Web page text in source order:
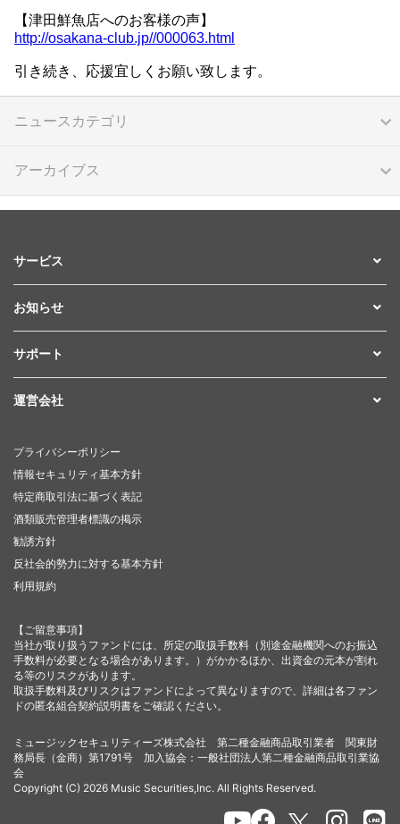
【津田鮮魚店へのお客様の声】
http://osakana-club.jp//000063.html
引き続き、応援宜しくお願い致します。
ニュースカテゴリ
アーカイブス
サービス
お知らせ
サポート
運営会社
プライバシーポリシー
情報セキュリティ基本方針
特定商取引法に基づく表記
酒類販売管理者標識の掲示
勧誘方針
反社会的勢力に対する基本方針
利用規約
【ご留意事項】
当社が取り扱うファンドには、所定の取扱手数料（別途金融機関へのお振込
手数料が必要となる場合があります。）がかかるほか、出資金の元本が割れ
る等のリスクがあります。
取扱手数料及びリスクはファンドによって異なりますので、詳細は各ファン
ドの匿名組合契約説明書をご確認ください。
ミュージックセキュリティーズ株式会社 第二種金融商品取引業者 関東財
務局長（金商）第1791号 加入協会：一般社団法人第二種金融商品取引業協
会
Copyright (C) 2026 Music Securities,Inc. All Rights Reserved.